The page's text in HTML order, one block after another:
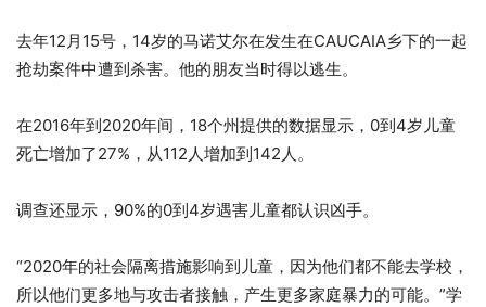
去年12月15号，14岁的马诺艾尔在发生在CAUCAIA乡下的一起
抢劫案件中遭到杀害。他的朋友当时得以逃生。
在2016年到2020年间，18个州提供的数据显示，0到4岁儿童
死亡增加了27%，从112人增加到142人。
调查还显示，90%的0到4岁遇害儿童都认识凶手。
“2020年的社会隔离措施影响到儿童，因为他们都不能去学校，
所以他们更多地与攻击者接触，产生更多家庭暴力的可能。”学